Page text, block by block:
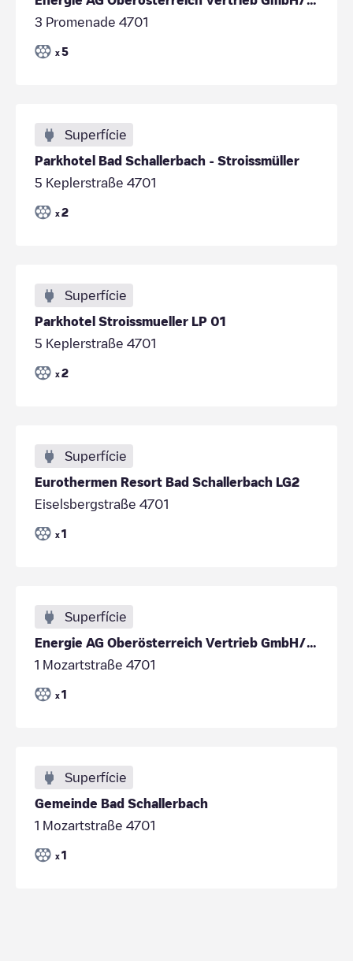
3 Promenade 4701
x 5
Superfície
Parkhotel Bad Schallerbach - Stroissmüller
5 Keplerstraße 4701
x 2
Superfície
Parkhotel Stroissmueller LP 01
5 Keplerstraße 4701
x 2
Superfície
Eurothermen Resort Bad Schallerbach LG2
Eiselsbergstraße 4701
x 1
Superfície
Energie AG Oberösterreich Vertrieb GmbH/4ca289e3-386e-4c64-985d-efbb5face3aa
1 Mozartstraße 4701
x 1
Superfície
Gemeinde Bad Schallerbach
1 Mozartstraße 4701
x 1